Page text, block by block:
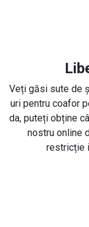
Veți găsi sute de
uri pentru coafor
da, puteți obține
nostru online
restricție